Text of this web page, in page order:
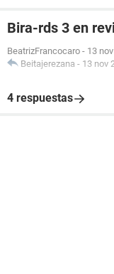
Bira-rds 3 en
BeatrizFrancocaro - 13
Beitajerezana - 13 nov
4 respuestas